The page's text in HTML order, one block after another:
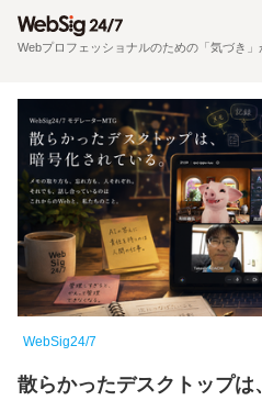
Webプロフェッショナルのための「気づき
WebSig24/7
散らかったデスクトップは